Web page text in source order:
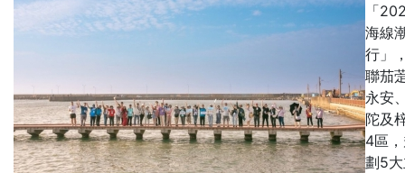
「
海線
行」
聯茄
永安
陀及
4區
劃5